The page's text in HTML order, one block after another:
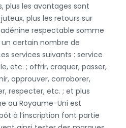
plus les avantages sont
plus les retours sur
respectable somme
un certain nombre de
services suivants : service
etc. ; offrir, craquer, passer,
approuver, corroborer,
respecter, etc. ; et plus
au Royaume-Uni est
à l’inscription font partie